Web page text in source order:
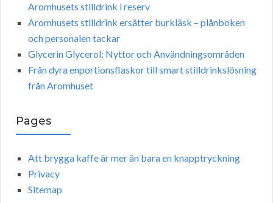
Aromhusets stilldrink i reserv
Aromhusets stilldrink ersätter burkläsk – plånboken
och personalen tackar
Glycerin Glycerol: Nyttor och Användningsområden
Från dyra enportionsflaskor till smart stilldrinkslösning
från Aromhuset
Pages
Att brygga kaffe är mer än bara en knapptryckning
Privacy
Sitemap